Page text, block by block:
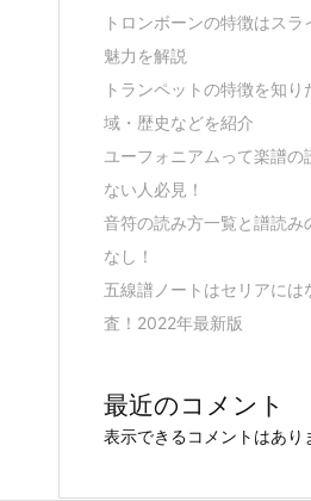
トロンボーンの特徴はス
魅力を解説
トランペットの特徴を知
域・歴史などを紹介
ユーフォニアムって楽譜
ない人必見！
音符の読み方一覧と譜読
なし！
五線譜ノートはセリアに
査！2022年最新版
最近のコメント
表示できるコメントはあり